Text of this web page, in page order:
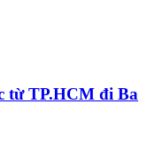
từ TP.HCM đi Ba